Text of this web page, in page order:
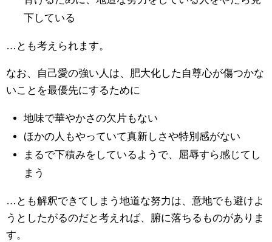
下している
…とも考えられます。
なお、自己愛の強い人は、肥大化した自尊心が傷つかな
いことを最優先にするために
地味で華やかさの欠片もない
ほかの人もやっていて真新しさや特別感がない
まるで下積みをしているようで、屈辱すら感じてし
まう
…とも解釈できてしまう地道な努力は、意地でも避けよ
うとしたがるのだと考えれば、腑に落ちるものがありま
す。